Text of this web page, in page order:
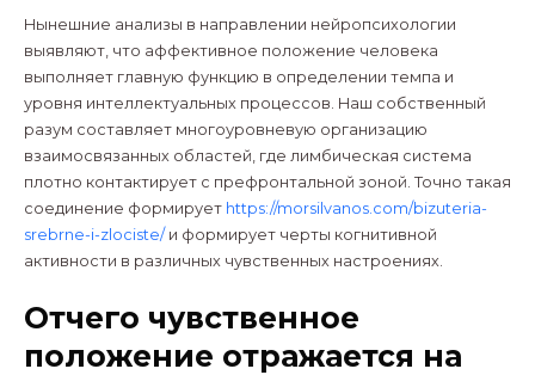
Нынешние анализы в направлении нейропсихологии
выявляют, что аффективное положение человека
выполняет главную функцию в определении темпа и
уровня интеллектуальных процессов. Наш собственный
разум составляет многоуровневую организацию
взаимосвязанных областей, где лимбическая система
плотно контактирует с префронтальной зоной. Точно такая
соединение формирует https://morsilvanos.com/bizuteria-
srebrne-i-zlociste/и формирует черты когнитивной
активности в различных чувственных настроениях.
Отчего чувственное
положение отражается на